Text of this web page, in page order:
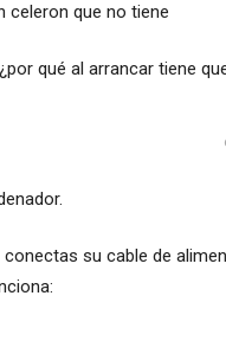
celeron que no tiene
qué al arrancar tiene
su cable de